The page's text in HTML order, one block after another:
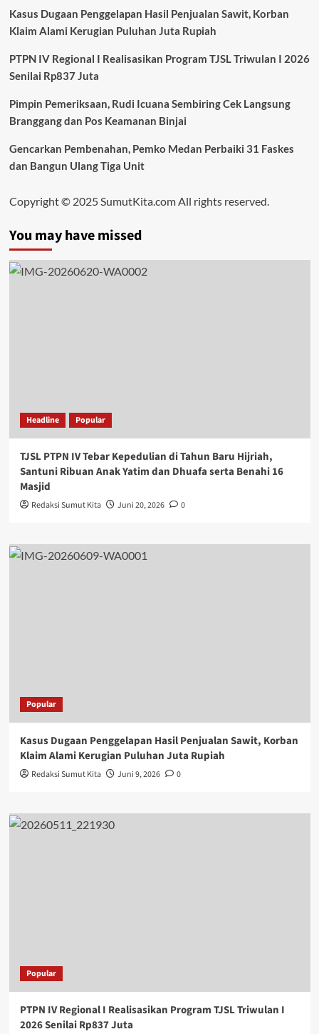
Kasus Dugaan Penggelapan Hasil Penjualan Sawit, Korban
Klaim Alami Kerugian Puluhan Juta Rupiah
PTPN IV Regional I Realisasikan Program TJSL Triwulan I 2026
Senilai Rp837 Juta
Pimpin Pemeriksaan, Rudi Icuana Sembiring Cek Langsung
Branggang dan Pos Keamanan Binjai
Gencarkan Pembenahan, Pemko Medan Perbaiki 31 Faskes
dan Bangun Ulang Tiga Unit
Copyright © 2025 SumutKita.com All rights reserved.
You may have missed
Headline Popular
TJSL PTPN IV Tebar Kepedulian di Tahun Baru Hijriah,
Santuni Ribuan Anak Yatim dan Dhuafa serta Benahi 16
Masjid
Redaksi Sumut Kita Juni 20, 2026 0
Popular
Kasus Dugaan Penggelapan Hasil Penjualan Sawit, Korban
Klaim Alami Kerugian Puluhan Juta Rupiah
Redaksi Sumut Kita Juni 9, 2026 0
Popular
PTPN IV Regional I Realisasikan Program TJSL Triwulan I
2026 Senilai Rp837 Juta